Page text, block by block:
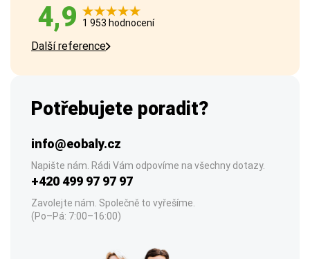
4,9 1 953 hodnocení
Další reference
Potřebujete poradit?
info@eobaly.cz
Napište nám. Rádi Vám odpovíme na všechny dotazy.
+420 499 97 97 97
Zavolejte nám. Společně to vyřešíme.
(Po–Pá: 7:00–16:00)